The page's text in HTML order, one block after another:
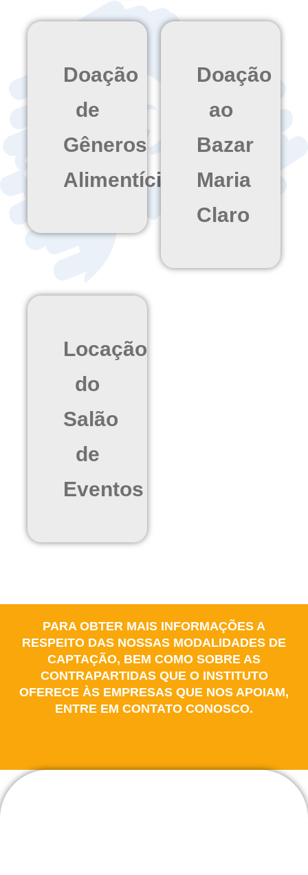
Doação
de
Gêneros
Alimentícios
Doação
ao
Bazar
Maria
Claro
Locação
do
Salão
de
Eventos
PARA OBTER MAIS INFORMAÇÕES A
RESPEITO DAS NOSSAS MODALIDADES DE
CAPTAÇÃO, BEM COMO SOBRE AS
CONTRAPARTIDAS QUE O INSTITUTO
OFERECE ÀS EMPRESAS QUE NOS APOIAM,
ENTRE EM CONTATO CONOSCO.